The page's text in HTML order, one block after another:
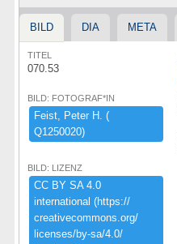
BILD DIA META
TITEL
070.53
BILD: FOTOGRAF*IN
Feist,​ ​Peter ​H.​ ​(​
Q1250020)​
BILD: LIZENZ
CC ​BY ​SA ​4.​0 ​
international ​(​https:​/​/​
creativecommons.​org/​
licenses/​by-​sa/​4.​0/​